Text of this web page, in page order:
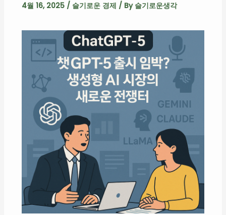
4월 16, 2025 / 슬기로운 경제 / By 슬기로운생각